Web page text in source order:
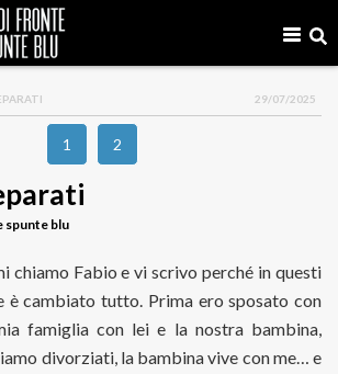
29/07/2025
1 2
spunte blu
chiamo Fabio e vi scrivo perché in questi
è cambiato tutto. Prima ero sposato con
famiglia con lei e la nostra bambina,
divorziati, la bambina vive con me… e